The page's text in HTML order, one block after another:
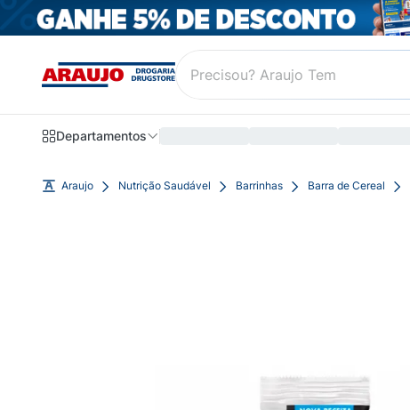
Departamentos
Araujo Nutrição Saudável Barrinhas Barra de Cereal